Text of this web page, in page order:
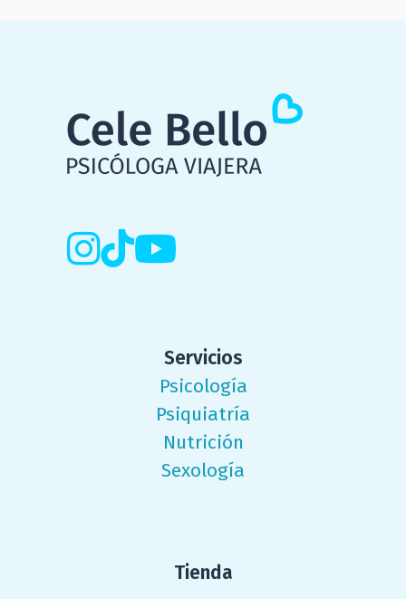
Servicios
Psicología
Psiquiatría
Nutrición
Sexología
Tienda